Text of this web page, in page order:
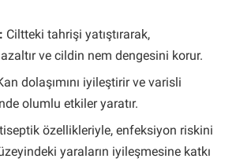
Ciltteki tahrişi yatıştırarak,
ve cildin nem dengesini korur.
dolaşımını iyileştirir ve varisli
olumlu etkiler yaratır.
özellikleriyle, enfeksiyon riskini
yaraların iyileşmesine katkı